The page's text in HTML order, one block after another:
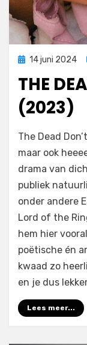
Geplaatst
14 juni 2024
THE
(2023)
door Filmofiel.nl
The Dead
maar ook
drama van
publiek
onder andere
Lord of the
hem hier
poëtische én
kwaad zo
en je dus
Lees meer...